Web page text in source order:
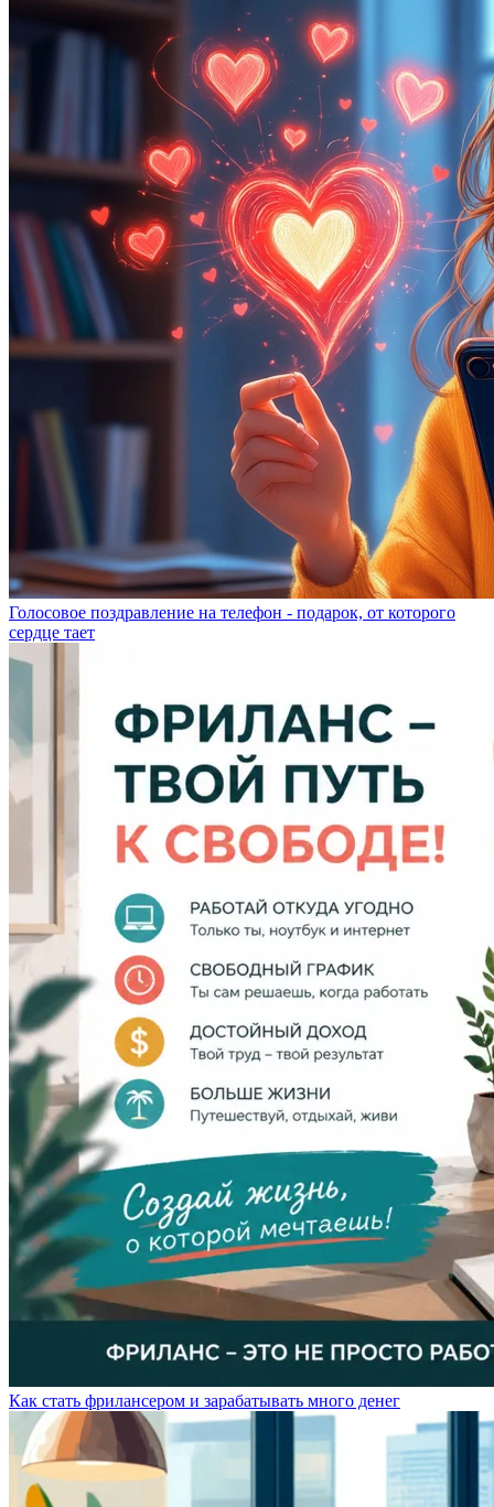
Голосовое поздравление на телефон - подарок, от которого
сердце тает
Как стать фрилансером и зарабатывать много денег